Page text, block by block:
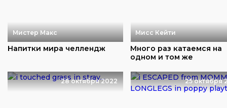
Мистер Макс
Напитки мира челлендж
Мисс Кейти
Много раз катаемся на
одном и том же
28 октября 2022 25 октября